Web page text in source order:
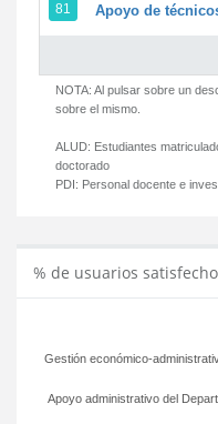
81 Apoyo de
NOTA: Al pulsar sobre un
sobre el mismo.
ALUD: Estudiantes
doctorado
PDI: Personal docente e
% de usuarios
Apoyo administrativo del
Gestión económico-